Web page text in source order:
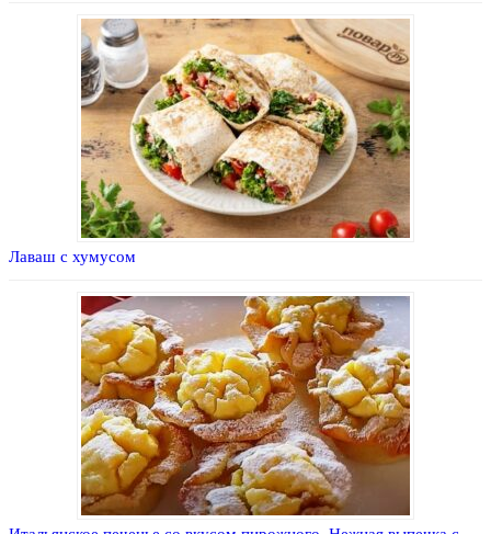
Лаваш с хумусом